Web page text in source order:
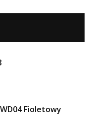
Fioletowy